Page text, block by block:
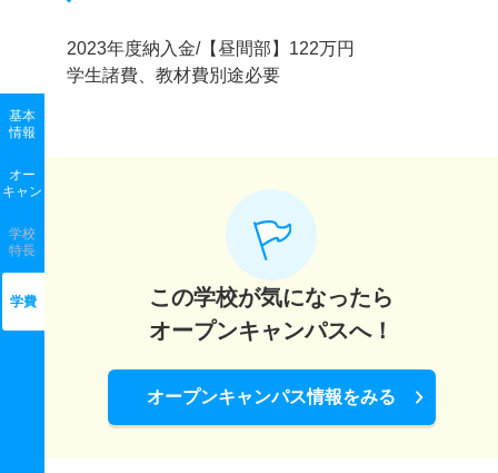
基本
情報
オー
キャン
学校
特長
学費
2023年度納入金/【昼間部】122万円
学生諸費、教材費別途必要
この学校が気になったら
オープンキャンパスへ！
オープンキャンパス情報をみる